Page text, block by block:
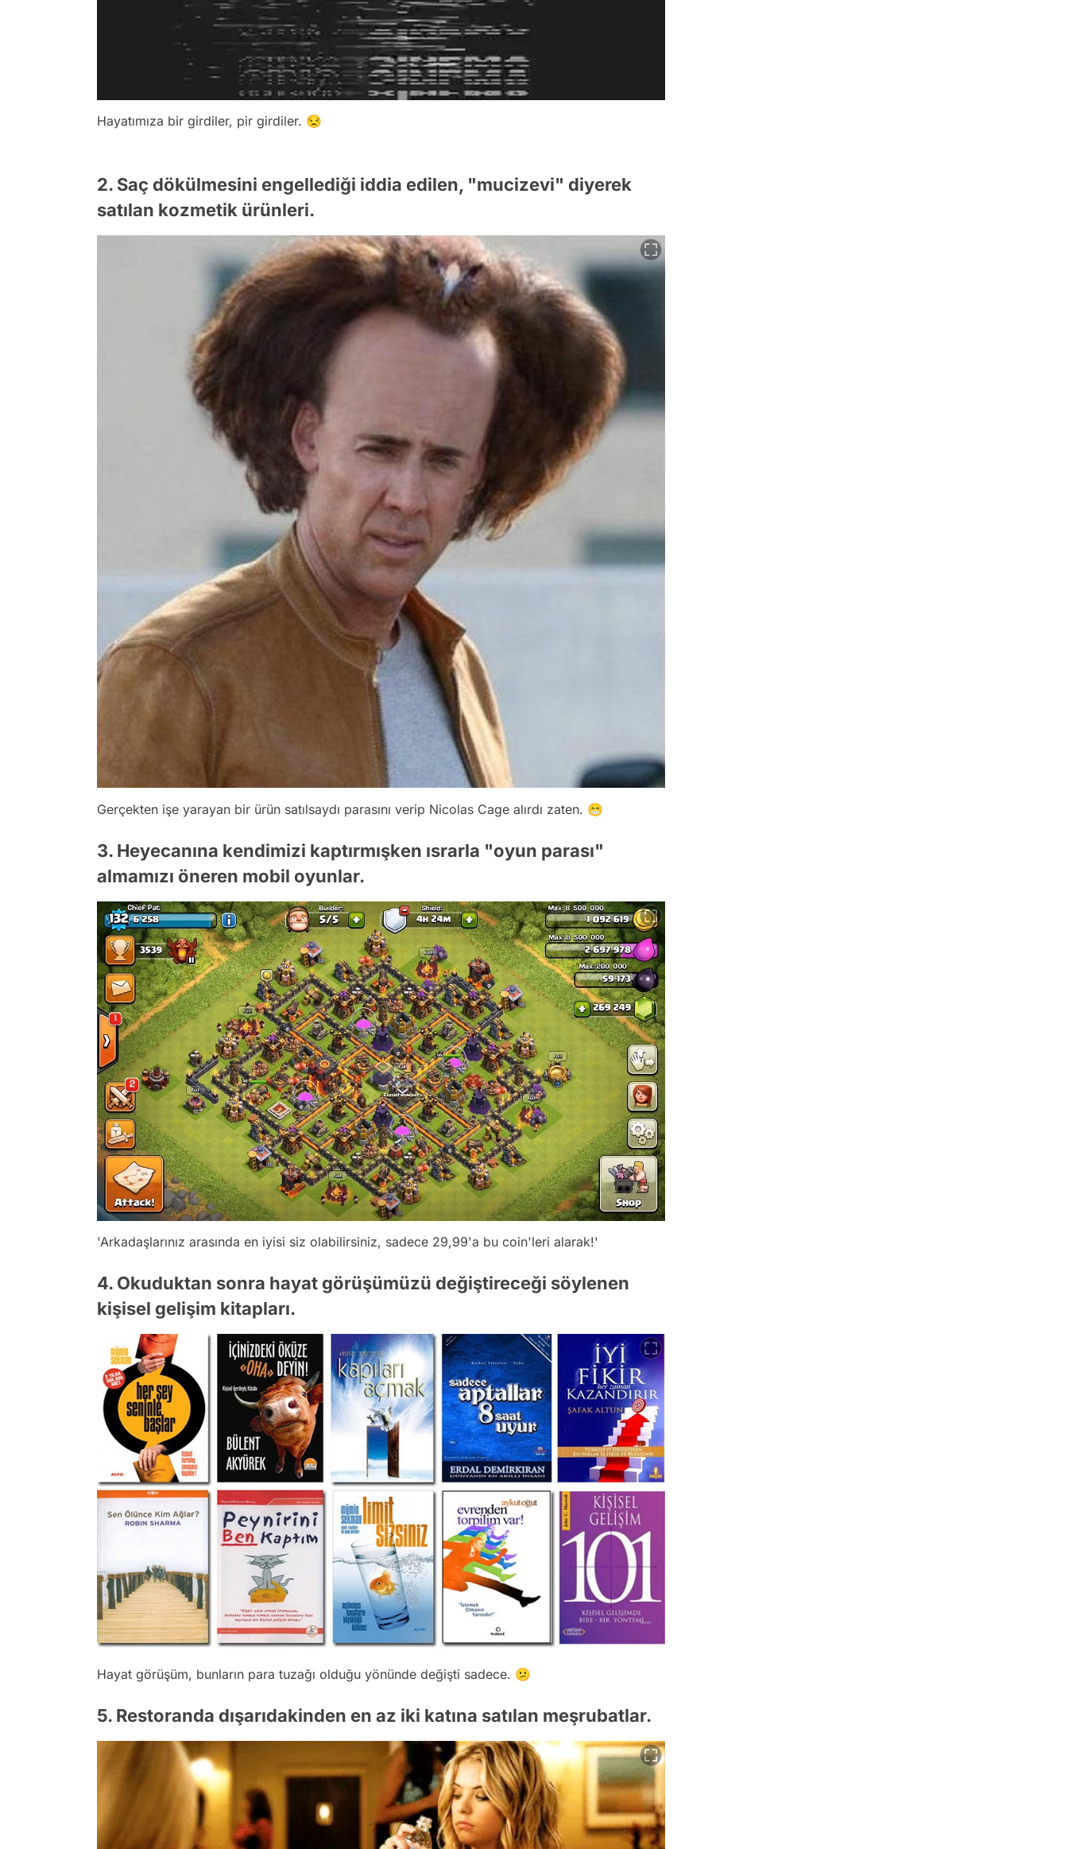
Hayatımıza bir girdiler, pir girdiler. 😒
2. Saç dökülmesini engellediği iddia edilen, "mucizevi" diyerek
satılan kozmetik ürünleri.
Gerçekten işe yarayan bir ürün satılsaydı parasını verip Nicolas Cage alırdı zaten. 😁
3. Heyecanına kendimizi kaptırmışken ısrarla "oyun parası"
almamızı öneren mobil oyunlar.
'Arkadaşlarınız arasında en iyisi siz olabilirsiniz, sadece 29,99'a bu coin'leri alarak!'
4. Okuduktan sonra hayat görüşümüzü değiştireceği söylenen
kişisel gelişim kitapları.
Hayat görüşüm, bunların para tuzağı olduğu yönünde değişti sadece. 😕
5. Restoranda dışarıdakinden en az iki katına satılan meşrubatlar.